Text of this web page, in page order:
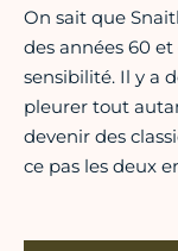
On sait que
des années 60
sensibilité. Il y a
pleurer tout
devenir des
ce pas les deux